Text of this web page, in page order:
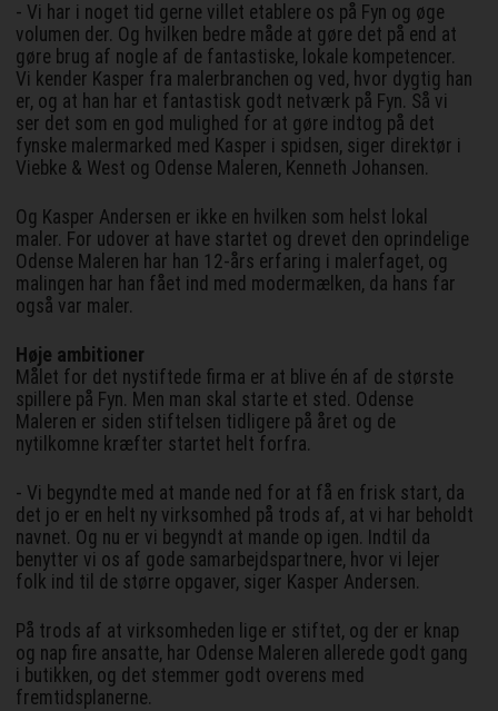
- Vi har i noget tid gerne villet etablere os på Fyn og øge
volumen der. Og hvilken bedre måde at gøre det på end at
gøre brug af nogle af de fantastiske, lokale kompetencer.
Vi kender Kasper fra malerbranchen og ved, hvor dygtig han
er, og at han har et fantastisk godt netværk på Fyn. Så vi
ser det som en god mulighed for at gøre indtog på det
fynske malermarked med Kasper i spidsen, siger direktør i
Viebke & West og Odense Maleren, Kenneth Johansen.
Og Kasper Andersen er ikke en hvilken som helst lokal
maler. For udover at have startet og drevet den oprindelige
Odense Maleren har han 12-års erfaring i malerfaget, og
malingen har han fået ind med modermælken, da hans far
også var maler.
Høje ambitioner
Målet for det nystiftede firma er at blive én af de største
spillere på Fyn. Men man skal starte et sted. Odense
Maleren er siden stiftelsen tidligere på året og de
nytilkomne kræfter startet helt forfra.
- Vi begyndte med at mande ned for at få en frisk start, da
det jo er en helt ny virksomhed på trods af, at vi har beholdt
navnet. Og nu er vi begyndt at mande op igen. Indtil da
benytter vi os af gode samarbejdspartnere, hvor vi lejer
folk ind til de større opgaver, siger Kasper Andersen.
På trods af at virksomheden lige er stiftet, og der er knap
og nap fire ansatte, har Odense Maleren allerede godt gang
i butikken, og det stemmer godt overens med
fremtidsplanerne.